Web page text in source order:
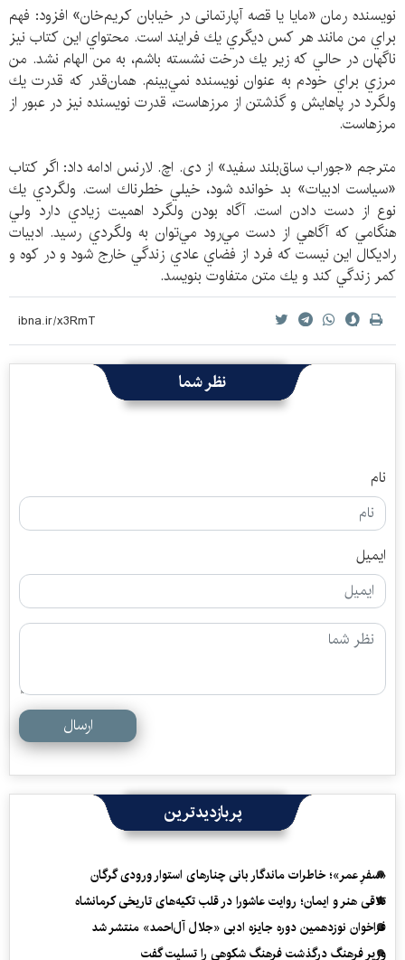
نويسنده رمان «مايا يا قصه‌ آپارتمانی در خيابان كريم‌خان» افزود: فهم
براي من مانند هر كس ديگري يك فرایند است. محتواي اين كتاب نيز
ناگهان در حالي كه زير يك درخت نشسته باشم، به من الهام نشد. من
مرزي براي خودم به عنوان نويسنده نمي‌بينم. همان‌قدر كه قدرت يك
ولگرد در پاهايش و گذشتن از مرزهاست، قدرت نويسنده نيز در عبور از
مرزهاست.
مترجم «جوراب ساق‌بلند سفيد» از دی. اچ. لارنس ادامه داد: اگر كتاب
«سياست ادبيات» بد خوانده شود، خيلي خطرناك است. ولگردي يك
نوع از دست دادن است. آگاه بودن ولگرد اهميت زيادي دارد ولي
هنگامي كه آگاهي از دست مي‌رود مي‌توان به ولگردي رسيد. ادبيات
راديكال اين نيست كه فرد از فضاي عادي زندگي خارج شود و در كوه و
كمر زندگي كند و يك متن متفاوت بنويسد.
نظر شما
نام
ایمیل
ارسال
پربازدیدترین
«سفرِ عمر»؛ خاطرات ماندگار بانی چنارهای استوار ورودی گرگان
تلاقی هنر و ایمان؛ روایت عاشورا در قلب تکیه‌های تاریخی کرمانشاه
فراخوان نوزدهمین دوره جایزه ادبی «جلال آل‌احمد» منتشر شد
وزیر فرهنگ درگذشت فرهنگ شکوهی را تسلیت گفت